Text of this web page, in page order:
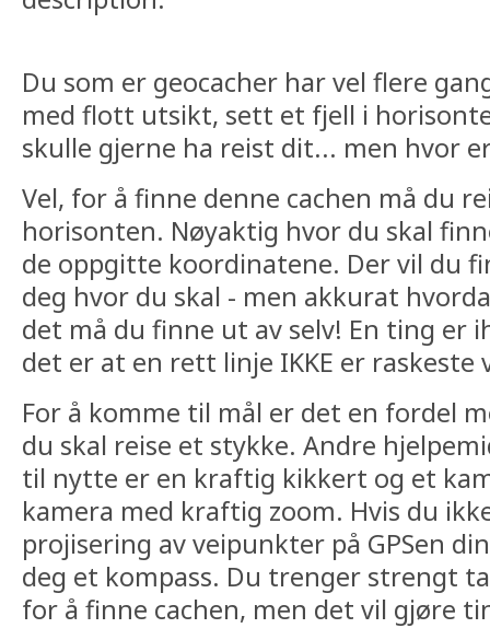
Du som er geocacher har vel flere
med flott utsikt, sett et fjell i
skulle gjerne ha reist dit... men hvor
Vel, for å finne denne cachen må du
horisonten. Nøyaktig hvor du skal
de oppgitte koordinatene. Der vil du
deg hvor du skal - men akkurat
det må du finne ut av selv! En ting er
det er at en rett linje IKKE er raskeste
For å komme til mål er det en fordel
du skal reise et stykke. Andre
til nytte er en kraftig kikkert og et
kamera med kraftig zoom. Hvis du
projisering av veipunkter på GPSen
deg et kompass. Du trenger strengt
for å finne cachen, men det vil gjøre